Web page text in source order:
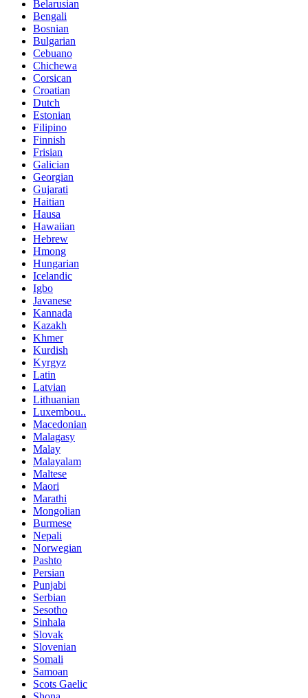
Belarusian
Bengali
Bosnian
Bulgarian
Cebuano
Chichewa
Corsican
Croatian
Dutch
Estonian
Filipino
Finnish
Frisian
Galician
Georgian
Gujarati
Haitian
Hausa
Hawaiian
Hebrew
Hmong
Hungarian
Icelandic
Igbo
Javanese
Kannada
Kazakh
Khmer
Kurdish
Kyrgyz
Latin
Latvian
Lithuanian
Luxembou..
Macedonian
Malagasy
Malay
Malayalam
Maltese
Maori
Marathi
Mongolian
Burmese
Nepali
Norwegian
Pashto
Persian
Punjabi
Serbian
Sesotho
Sinhala
Slovak
Slovenian
Somali
Samoan
Scots Gaelic